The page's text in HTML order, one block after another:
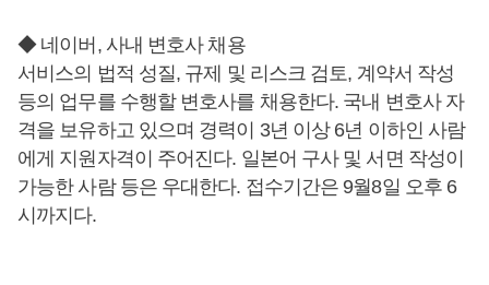
◆ 네이버, 사내 변호사 채용
서비스의 법적 성질, 규제 및 리스크 검토, 계약서 작성
등의 업무를 수행할 변호사를 채용한다. 국내 변호사 자
격을 보유하고 있으며 경력이 3년 이상 6년 이하인 사람
에게 지원자격이 주어진다. 일본어 구사 및 서면 작성이
가능한 사람 등은 우대한다. 접수기간은 9월8일 오후 6
시까지다.